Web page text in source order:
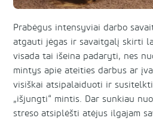
Prabėgus intensyviai darbo
atgauti jėgas ir savaitgalį skirti
visada tai išeina padaryti, nes
mintys apie ateities darbus ar
visiškai atsipalaiduoti ir
„išjungti“ mintis. Dar sunkiau
streso atsiplėšti atėjus ilgajam